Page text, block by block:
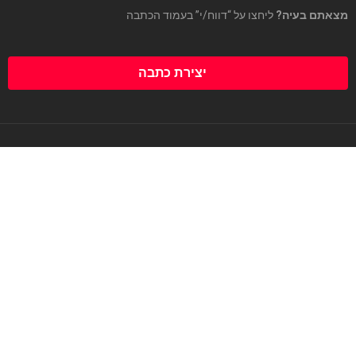
מצאתם בעיה? ליחצו על “דווח/י” בעמוד הכתבה
יצירת כתבה